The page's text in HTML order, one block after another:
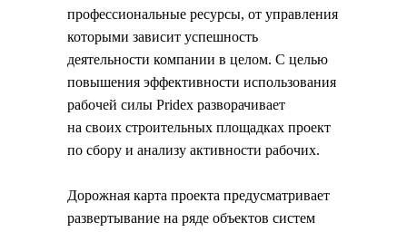
профессиональные ресурсы, от управления
которыми зависит успешность
деятельности компании в целом. С целью
повышения эффективности использования
рабочей силы Pridex разворачивает
на своих строительных площадках проект
по сбору и анализу активности рабочих.
Дорожная карта проекта предусматривает
развертывание на ряде объектов систем